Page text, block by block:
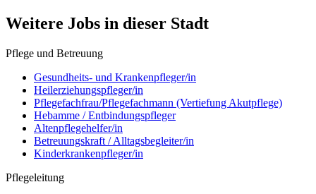
Weitere Jobs in dieser Stadt
Pflege und Betreuung
Gesundheits- und Krankenpfleger/in
Heilerziehungspfleger/in
Pflegefachfrau/Pflegefachmann (Vertiefung Akutpflege)
Hebamme / Entbindungspfleger
Altenpflegehelfer/in
Betreuungskraft / Alltagsbegleiter/in
Kinderkrankenpfleger/in
Pflegeleitung